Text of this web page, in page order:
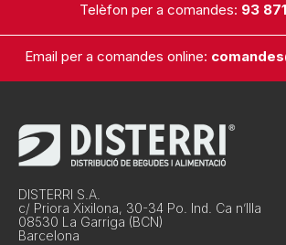
Telèfon per a comandes: 93
Email per a comandes online:
DISTERRI S.A.
c/ Priora Xixilona, 30-34 Po. Ind. Ca n’Illa
08530 La Garriga (BCN)
Barcelona